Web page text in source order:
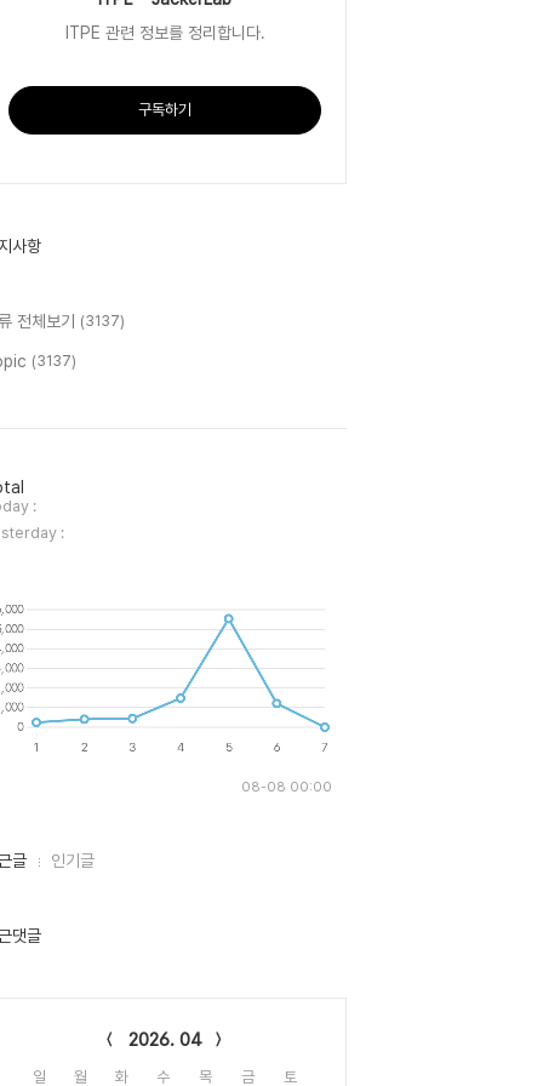
ITPE 관련 정보를 정리합니다.
구독하기
사항
전체보기 (3137)
(3137)
:
:
08-08 00:00
글 인기글
댓글
2026. 04
일 월 화 수 목 금 토